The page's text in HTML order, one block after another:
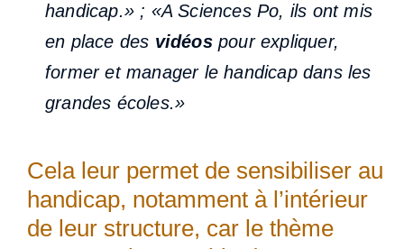
handicap.» ; «A Sciences Po, ils ont mis
en place des vidéospour expliquer,
former et manager le handicap dans les
grandes écoles.»
Cela leur permet de sensibiliser au
handicap, notamment à l’intérieur
de leur structure, car le thème